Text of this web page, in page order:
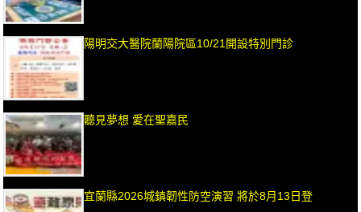
陽明交大醫院蘭陽院區10/21開設特別門診
聽見夢想 愛在聖嘉民
宜蘭縣2026城鎮韌性防空演習 將於8月13日登